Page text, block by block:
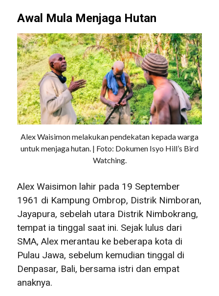
Awal Mula Menjaga Hutan
Alex Waisimon melakukan pendekatan kepada warga
untuk menjaga hutan. | Foto: Dokumen Isyo Hill’s Bird
Watching.
Alex Waisimon lahir pada 19 September
1961 di Kampung Ombrop, Distrik Nimboran,
Jayapura, sebelah utara Distrik Nimbokrang,
tempat ia tinggal saat ini. Sejak lulus dari
SMA, Alex merantau ke beberapa kota di
Pulau Jawa, sebelum kemudian tinggal di
Denpasar, Bali, bersama istri dan empat
anaknya.